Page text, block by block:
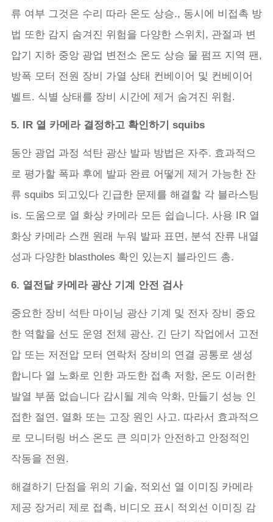
류 여부 그것은 수리 따라 온도 상승., 동시에 비접촉 방
법 또한 감지 숨겨진 위험을 다양한 스위치, 관절과 변
압기 지하 중앙 광업 변전소 온도 상승 물 펌프 지역 팬,
방폭 모터 전원 장비 가열 상태 컨베이어 및 컨베이어
벨트. 식별 상태를 장비 시간에 제거 숨겨진 위험.
5. IR 열 카메라 결정하고 확인하기 squibs
동안 광업 과정 석탄 광산 발파 방법은 자주. 효과적으
로 평가할 폭파 후에 발파 완료 어떻게 제거 가능한 잔
류 squibs 되고있다 긴급한 문제를 해결할 각 블라스팅
is. 도움으로 열 화상 카메라 모든 쉽습니다. 사용 IR 열
화상 카메라 스캔 원래 누워 발파 표면, 분석 잔류 내열
성과 다양한 blastholes 확인 있는지 블라인드 총.
6. 열전달 카메라 광산 기계 안전 검사
중요한 장비 석탄 마이닝 광산 기계 및 전자 장비 중요
한 역할을 선도 운영 전체 광산. 긴 단기 작업에서 고전
압 또는 저전압 모터 연락처 장비의 연결 공통로 생성
합니다 열 노화로 인한 과도한 접촉 저항, 온도 이러한
발열 부품 없습니다 감시될 계속 악화, 만들기 성능 인
접한 절연. 열화 또는 고장 원인 사고. 따라서 효과적으
로 모니터링 버스 온도 큰 의미가 안전하고 안정적인
작동을 전원.
해결하기 단점을 위의 기술, 적외선 열 이미징 카메라
제공 장거리 제로 접촉, 비디오 표시 적외선 이미징 감